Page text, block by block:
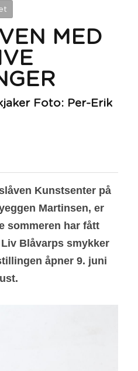
MED
Foto: Per-Erik
Kunstsenter på
Martinsen, er
sommeren har fått
Blåvarps smykker
åpner 9. juni